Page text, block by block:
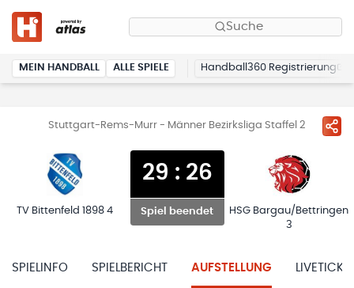
Suche
MEIN HANDBALL ALLE SPIELE Handball360 Registrierung
Stuttgart-Rems-Murr - Männer Bezirksliga Staffel 2
TV Bittenfeld 1898 4
29 : 26
Spiel beendet
HSG Bargau/Bettringen
3
SPIELINFO SPIELBERICHT AUFSTELLUNG